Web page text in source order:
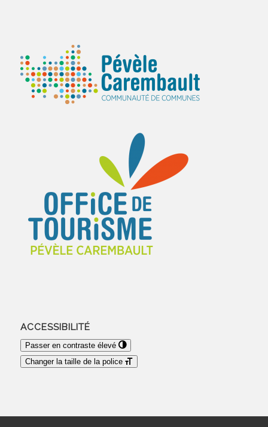
ACCESSIBILITÉ
Passer en contraste élevé
Changer la taille de la police